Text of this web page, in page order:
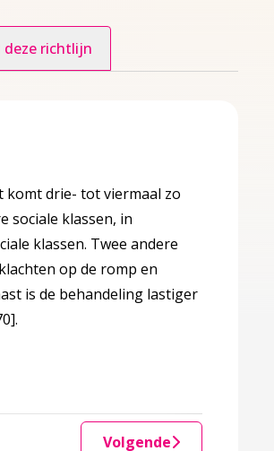
deze richtlijn
komt drie- tot viermaal zo
sociale klassen, in
klassen. Twee andere
op de romp en
is de behandeling lastiger
.
Volgende